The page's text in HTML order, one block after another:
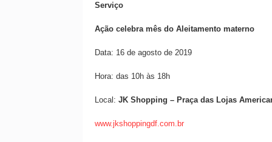
Serviço
Ação celebra mês do Aleitamento materno
Data: 16 de agosto de 2019
Hora: das 10h às 18h
Local: JK Shopping – Praça das Lojas
www.jkshoppingdf.com.br